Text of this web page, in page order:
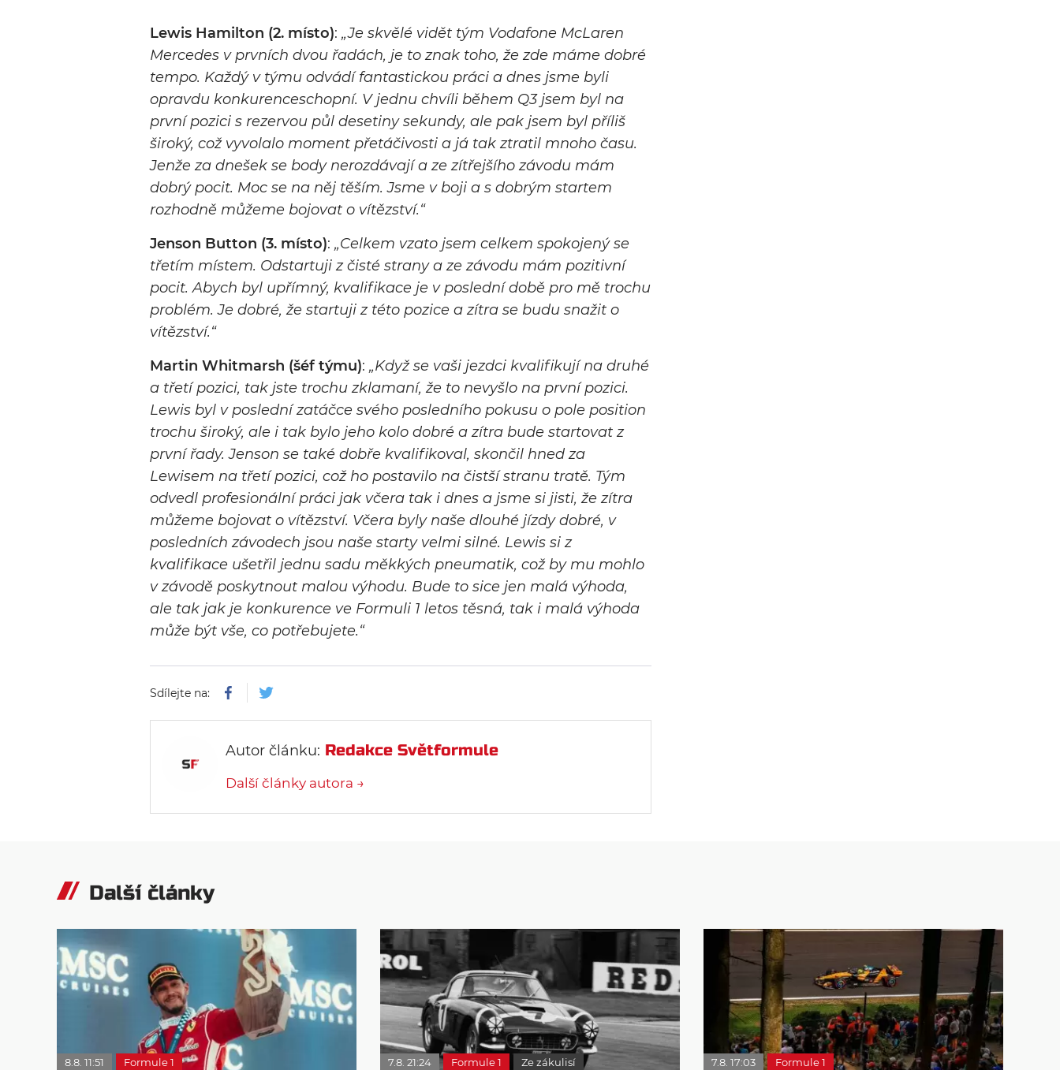
Lewis Hamilton (2. místo): „Je skvělé vidět tým Vodafone McLaren
Mercedes v prvních dvou řadách, je to znak toho, že zde máme dobré
tempo. Každý v týmu odvádí fantastickou práci a dnes jsme byli
opravdu konkurenceschopní. V jednu chvíli během Q3 jsem byl na
první pozici s rezervou půl desetiny sekundy, ale pak jsem byl příliš
široký, což vyvolalo moment přetáčivosti a já tak ztratil mnoho času.
Jenže za dnešek se body nerozdávají a ze zítřejšího závodu mám
dobrý pocit. Moc se na něj těším. Jsme v boji a s dobrým startem
rozhodně můžeme bojovat o vítězství.“
Jenson Button (3. místo): „Celkem vzato jsem celkem spokojený se
třetím místem. Odstartuji z čisté strany a ze závodu mám pozitivní
pocit. Abych byl upřímný, kvalifikace je v poslední době pro mě trochu
problém. Je dobré, že startuji z této pozice a zítra se budu snažit o
vítězství.“
Martin Whitmarsh (šéf týmu): „Když se vaši jezdci kvalifikují na druhé
a třetí pozici, tak jste trochu zklamaní, že to nevyšlo na první pozici.
Lewis byl v poslední zatáčce svého posledního pokusu o pole position
trochu široký, ale i tak bylo jeho kolo dobré a zítra bude startovat z
první řady. Jenson se také dobře kvalifikoval, skončil hned za
Lewisem na třetí pozici, což ho postavilo na čistší stranu tratě. Tým
odvedl profesionální práci jak včera tak i dnes a jsme si jisti, že zítra
můžeme bojovat o vítězství. Včera byly naše dlouhé jízdy dobré, v
posledních závodech jsou naše starty velmi silné. Lewis si z
kvalifikace ušetřil jednu sadu měkkých pneumatik, což by mu mohlo
v závodě poskytnout malou výhodu. Bude to sice jen malá výhoda,
ale tak jak je konkurence ve Formuli 1 letos těsná, tak i malá výhoda
může být vše, co potřebujete.“
Sdílejte na:
Autor článku: Redakce Světformule
Další články autora →
Další články
8.8. 11:51 Formule 1 7.8. 21:24 Formule 1 Ze zákulisí 7.8. 17:03 Formule 1